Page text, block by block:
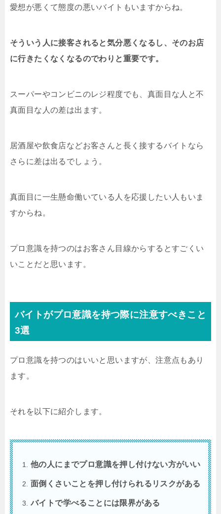
愛想が悪くて態度の悪いバイトもいますからね。
そういう人に接客されると気分悪くなるし、そのお店
に行きたくなくなるのでわりと重要です。
スーパーやコンビニのレジ程度でも、真面目な人と不
真面目な人の差は出ます。
居酒屋や飲食店などお客さんと長く接するバイトなら
さらに差は出るでしょう。
真面目に一生懸命働いている人を応援したい人もいま
すからね。
プロ意識を持つのはお客さん目線からするとすごくい
いことだと思います。
バイトがプロ意識を持つ際に注意すべきこと
3選
プロ意識を持つのはいいと思いますが、注意点もあり
ます。
それを以下に紹介します。
他の人にまでプロ意識を押し付けない方がいい
面倒くさいことを押し付けられるリスクがある
バイトで学べることには限界がある